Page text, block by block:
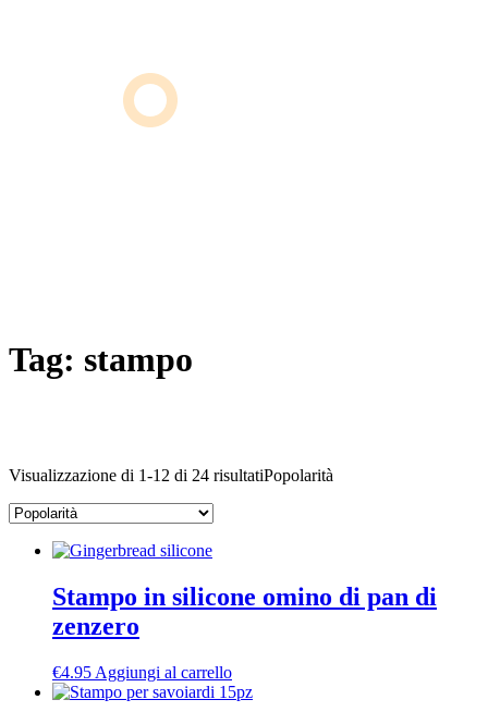
Tag: stampo
Visualizzazione di 1-12 di 24 risultatiPopolarità
Stampo in silicone omino di pan di
zenzero
€4.95 Aggiungi al carrello